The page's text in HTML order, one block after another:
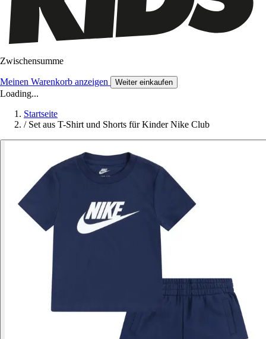
Zwischensumme
Meinen Warenkorb anzeigen Weiter einkaufen
Loading...
Startseite
/ Set aus T-Shirt und Shorts für Kinder Nike Club